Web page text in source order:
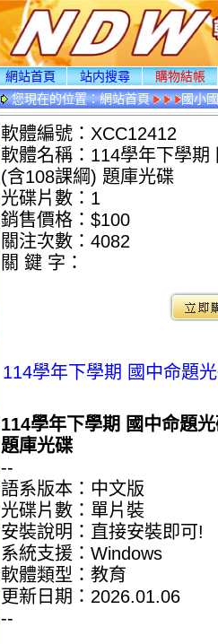
網站首頁 站内搜尋
購物結帳
您現在的位置：網站首頁 國小
軟體編號：XCC12412
軟體名稱：114學年下學
(含108課綱) 題庫光碟
光碟片數：1
銷售價格：$100
關注次數： 4082
關 鍵 字：
114學年下學期 國中命題
114學年下學期 國中命題
題庫光碟
--
語系版本：中文版
光碟片數：單片裝
安裝說明：直接安裝即可!
系統支援：Windows
軟體類型：教育
更新日期：2026.01.06
--